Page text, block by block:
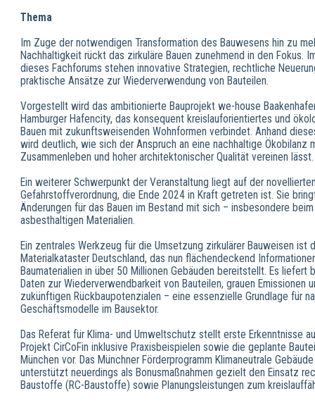
Thema
Im Zuge der notwendigen Transformation des Bauwesens hin zu
Nachhaltigkeit rückt das zirkuläre Bauen zunehmend in den Fokus.
dieses Fachforums stehen innovative Strategien, rechtliche
praktische Ansätze zur Wiederverwendung von Bauteilen.
Vorgestellt wird das ambitionierte Bauprojekt we-house
Hamburger Hafencity, das konsequent kreislauforientiertes und
Bauen mit zukunftsweisenden Wohnformen verbindet. Anhand
wird deutlich, wie sich der Anspruch an eine nachhaltige Ökobilanz
Zusammenleben und hoher architektonischer Qualität vereinen lässt.
Ein weiterer Schwerpunkt der Veranstaltung liegt auf der
Gefahrstoffverordnung, die Ende 2024 in Kraft getreten ist. Sie
Änderungen für das Bauen im Bestand mit sich – insbesondere
asbesthaltigen Materialien.
Ein zentrales Werkzeug für die Umsetzung zirkulärer Bauweisen ist
Materialkataster Deutschland, das nun flächendeckend
Baumaterialien in über 50 Millionen Gebäuden bereitstellt. Es liefert
Daten zur Wiederverwendbarkeit von Bauteilen, grauen Emissionen
zukünftigen Rückbaupotenzialen – eine essenzielle Grundlage für
Geschäftsmodelle im Bausektor.
Das Referat für Klima- und Umweltschutz stellt erste Erkenntnisse
Projekt CirCoFin inklusive Praxisbeispielen sowie die geplante
München vor. Das Münchner Förderprogramm Klimaneutrale
unterstützt neuerdings als Bonusmaßnahmen gezielt den Einsatz
Baustoffe (RC-Baustoffe) sowie Planungsleistungen zum